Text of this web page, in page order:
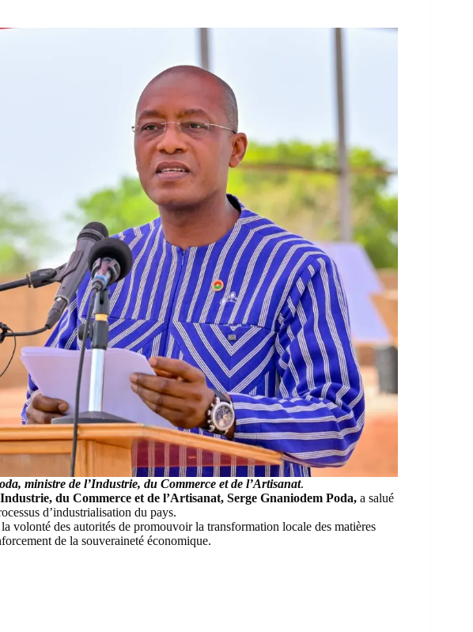
ministre de l’Industrie, du Commerce et de l’Artisanat.
du Commerce et de l’Artisanat, Serge Gnaniodem Poda, a salué
d’industrialisation du pays.
volonté des autorités de promouvoir la transformation locale des matières
de la souveraineté économique.